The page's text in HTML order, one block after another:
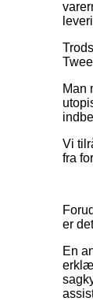
Man
Vi
fra
er
En